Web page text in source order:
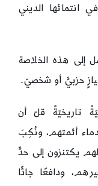
انتمائها الديني
إلى هذه الخلاصة
حزبيٍّ أو شخصيّ.
تاريخيّةً قلّ أن
أئمتهم، ونُكِبَ
يكتنزون إلى حدٍّ
ودافعًا جادًّا